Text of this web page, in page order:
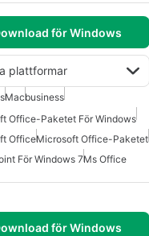
för Windows
plattformar
Macbusiness
Office-Paketet För Windows
OfficeMicrosoft Office-Paketet
För Windows 7Ms Office
för Windows